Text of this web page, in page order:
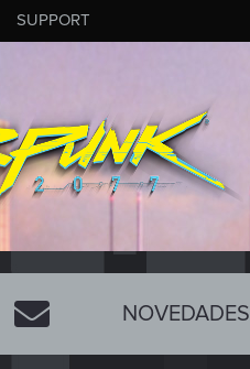
SUPPORT
NOVEDADES